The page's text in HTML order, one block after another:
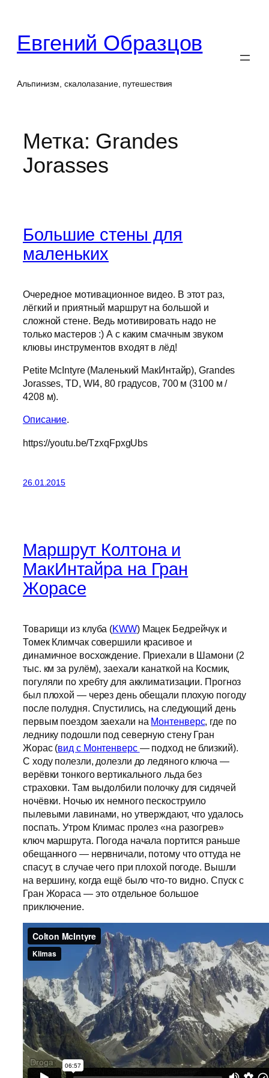
содержимому
Евгений Образцов
Альпинизм, скалолазание, путешествия
Метка: Grandes
Jorasses
Большие стены для
маленьких
Очередное мотивационное видео. В этот раз,
лёгкий и приятный маршрут на большой и
сложной стене. Ведь мотивировать надо не
только мастеров :) А с каким смачным звуком
клювы инструментов входят в лёд!
Petite McIntyre (Маленький МакИнтайр), Grandes
Jorasses, TD, WI4, 80 градусов, 700 м (3100 м /
4208 м).
Описание.
https://youtu.be/TzxqFpxgUbs
26.01.2015
Маршрут Колтона и
МакИнтайра на Гран
Жорасе
Товарищи из клуба (KWW) Мацек Бедрейчук и
Томек Климчак совершили красивое и
динамичное восхождение. Приехали в Шамони (2
тыс. км за рулём), заехали канаткой на Космик,
погуляли по хребту для акклиматизации. Прогноз
был плохой — через день обещали плохую погоду
после полудня. Спустились, на следующий день
первым поездом заехали на Монтенверс, где по
леднику подошли под северную стену Гран
Жорас (вид с Монтенверс — подход не близкий).
С ходу полезли, долезли до ледяного ключа —
верёвки тонкого вертикального льда без
страховки. Там выдолбили полочку для сидячей
ночёвки. Ночью их немного пескоструило
пылевыми лавинами, но утверждают, что удалось
поспать. Утром Климас пролез «на разогрев»
ключ маршрута. Погода начала портится раньше
обещанного — нервничали, потому что оттуда не
спасут, в случае чего при плохой погоде. Вышли
на вершину, когда ещё было что-то видно. Спуск с
Гран Жораса — это отдельное большое
приключение.